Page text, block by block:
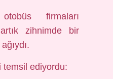
firmaları
zihnimde bir
temsil ediyordu: